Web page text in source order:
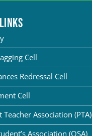
Cell
Redressal Cell
Cell
Teacher Association (PTA)
Association (OSA)